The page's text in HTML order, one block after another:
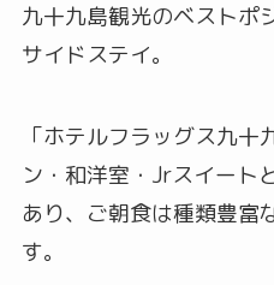
九十九島観光のベストポ
サイドステイ。
「ホテルフラッグス九
ン・和洋室・Jrスイート
あり、ご朝食は種類豊富
す。